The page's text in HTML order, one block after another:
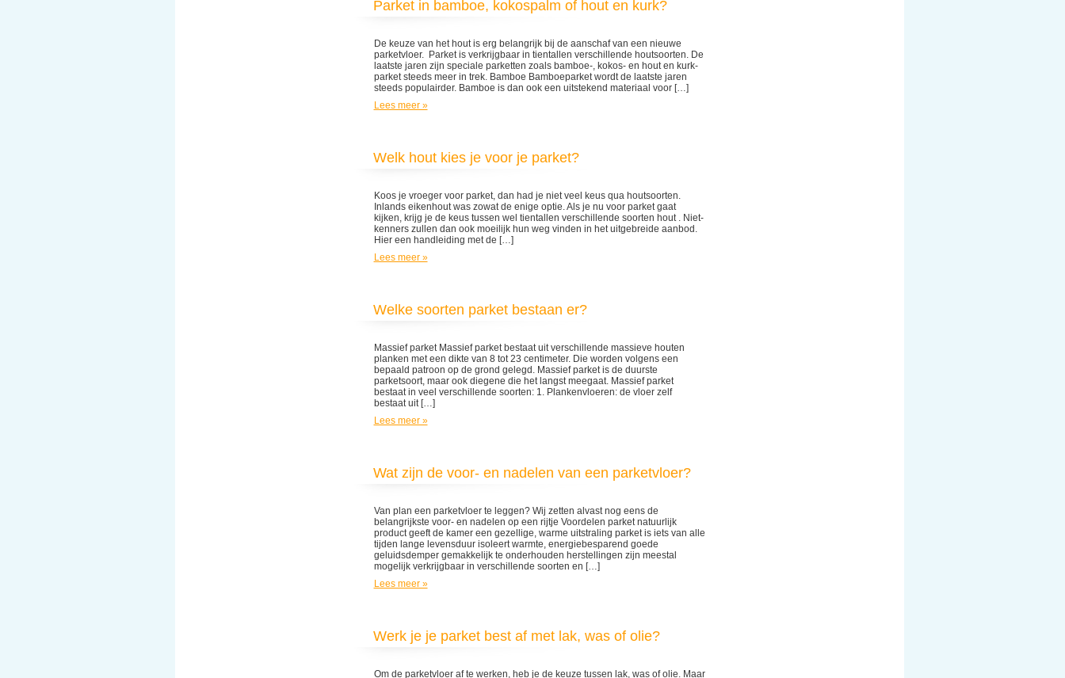
Parket in bamboe, kokospalm of hout en kurk?
De keuze van het hout is erg belangrijk bij de aanschaf van een nieuwe
parketvloer. Parket is verkrijgbaar in tientallen verschillende houtsoorten. De
laatste jaren zijn speciale parketten zoals bamboe-, kokos- en hout en kurk-
parket steeds meer in trek. Bamboe Bamboeparket wordt de laatste jaren
steeds populairder. Bamboe is dan ook een uitstekend materiaal voor […]
Lees meer »
Welk hout kies je voor je parket?
Koos je vroeger voor parket, dan had je niet veel keus qua houtsoorten.
Inlands eikenhout was zowat de enige optie. Als je nu voor parket gaat
kijken, krijg je de keus tussen wel tientallen verschillende soorten hout . Niet-
kenners zullen dan ook moeilijk hun weg vinden in het uitgebreide aanbod.
Hier een handleiding met de […]
Lees meer »
Welke soorten parket bestaan er?
Massief parket Massief parket bestaat uit verschillende massieve houten
planken met een dikte van 8 tot 23 centimeter. Die worden volgens een
bepaald patroon op de grond gelegd. Massief parket is de duurste
parketsoort, maar ook diegene die het langst meegaat. Massief parket
bestaat in veel verschillende soorten: 1. Plankenvloeren: de vloer zelf
bestaat uit […]
Lees meer »
Wat zijn de voor- en nadelen van een parketvloer?
Van plan een parketvloer te leggen? Wij zetten alvast nog eens de
belangrijkste voor- en nadelen op een rijtje Voordelen parket natuurlijk
product geeft de kamer een gezellige, warme uitstraling parket is iets van alle
tijden lange levensduur isoleert warmte, energiebesparend goede
geluidsdemper gemakkelijk te onderhouden herstellingen zijn meestal
mogelijk verkrijgbaar in verschillende soorten en […]
Lees meer »
Werk je je parket best af met lak, was of olie?
Om de parketvloer af te werken, heb je de keuze tussen lak, was of olie. Maar